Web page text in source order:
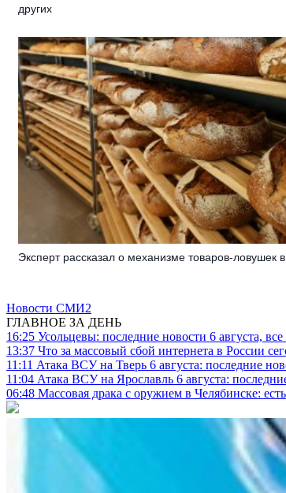
других
Эксперт рассказал о механизме товаров-ловушек
Новости СМИ2
ГЛАВНОЕ ЗА ДЕНЬ
16:25 Усольцевы: последние новости 6 августа,
13:37 Что за массовый сбой интернета в России
11:11 Атака ВСУ на Тверь 6 августа: последние
11:04 Атака ВСУ на Ярославль 6 августа:
06:48 Массовая драка с оружием в Челябинске: